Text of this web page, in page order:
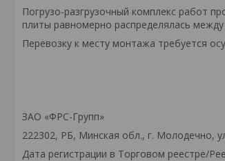
Погрузо-разгрузочный комплекс работ
плиты равномерно распределялась
Перевозку к месту монтажа требуется
ЗАО «ФРС-Групп»
222302, РБ, Минская обл., г. Молодечно,
Дата регистрации в Торговом реестре/